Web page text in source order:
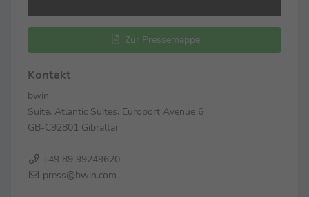
Zur Pressemappe
Kontakt
bwin
Suite, Atlantic Suites, Europort Avenue 6
GB-C92801 Gibraltar
+49 89 99249620
press@bwin.com